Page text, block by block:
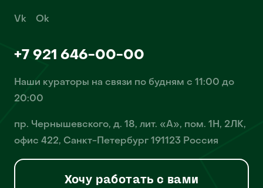
Vk Ok
+7 921 646-00-00
Наши кураторы на связи по будням с 11:00 до
20:00
пр. Чернышевского, д. 18, лит. «А», пом. 1Н, 2ЛК,
офис 422, Санкт-Петербург 191123 Россия
Хочу работать с вами